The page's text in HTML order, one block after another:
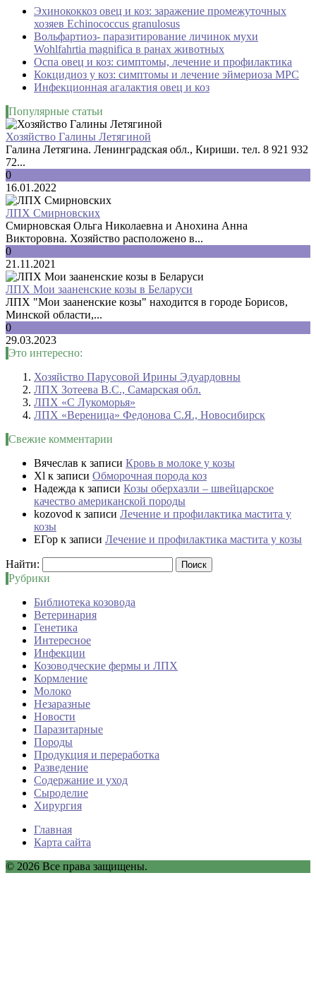
Эхинококкоз овец и коз: заражение промежуточных
хозяев Echinococcus granulosus
Вольфартиоз- паразитирование личинок мухи
Wohlfahrtia magnifica в ранах животных
Оспа овец и коз: симптомы, лечение и профилактика
Кокцидиоз у коз: симптомы и лечение эймериоза МРС
Инфекционная агалактия овец и коз
Популярные статьи
Хозяйство Галины Летягиной
Галина Летягина. Ленинградская обл., Кириши. тел. 8 921 932
72...
0
16.01.2022
ЛПХ Смирновских
Смирновская Ольга Николаевна и Анохина Анна
Викторовна. Хозяйство расположено в...
0
21.11.2021
ЛПХ Мои зааненские козы в Беларуси
ЛПХ "Мои зааненские козы" находится в городе Борисов,
Минской области,...
0
29.03.2023
Это интересно:
Хозяйство Парусовой Ирины Эдуардовны
ЛПХ Зотеева В.С., Самарская обл.
ЛПХ «С Лукоморья»
ЛПХ «Вереница» Федонова С.Я., Новосибирск
Свежие комментарии
Вячеслав к записи Кровь в молоке у козы
Xl к записи Обморочная порода коз
Надежда к записи Козы оберхазли – швейцарское
качество американской породы
kozovod к записи Лечение и профилактика мастита у
козы
ЕГор к записи Лечение и профилактика мастита у козы
Найти:
Рубрики
Библиотека козовода
Ветеринария
Генетика
Интересное
Инфекции
Козоводческие фермы и ЛПХ
Кормление
Молоко
Незаразные
Новости
Паразитарные
Породы
Продукция и переработка
Разведение
Содержание и уход
Сыроделие
Хирургия
Главная
Карта сайта
© 2026 Все права защищены.